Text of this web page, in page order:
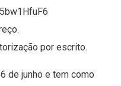
por escrito.
de junho e tem como